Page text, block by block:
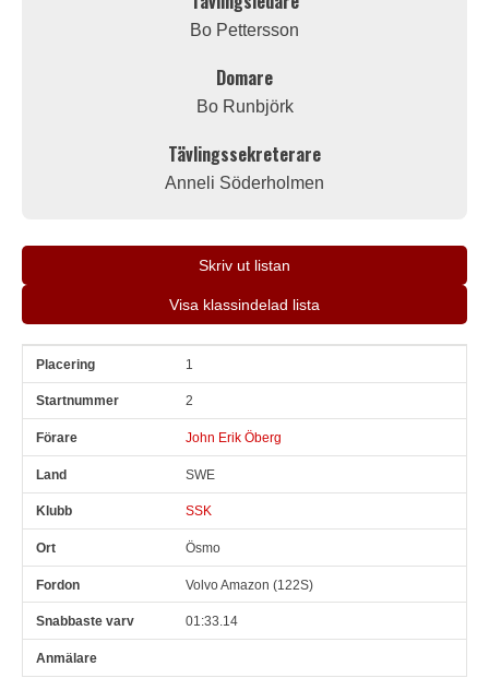
Bo Pettersson
Domare
Bo Runbjörk
Tävlingssekreterare
Anneli Söderholmen
Skriv ut listan
Visa klassindelad lista
Pl Snr 1
2
John Erik Öberg
SWE
SSK
Ösmo
Volvo Amazon (122S)
01:33.14